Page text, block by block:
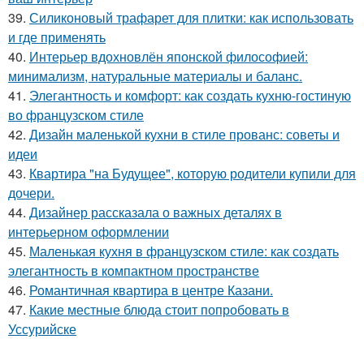
39. Силиконовый трафарет для плитки: как использовать
и где применять
40. Интерьер вдохновлён японской философией:
минимализм, натуральные материалы и баланс.
41. Элегантность и комфорт: как создать кухню-гостиную
во французском стиле
42. Дизайн маленькой кухни в стиле прованс: советы и
идеи
43. Квартира "на Будущее", которую родители купили для
дочери.
44. Дизайнер рассказала о важных деталях в
интерьерном оформлении
45. Маленькая кухня в французском стиле: как создать
элегантность в компактном пространстве
46. Романтичная квартира в центре Казани.
47. Какие местные блюда стоит попробовать в
Уссурийске